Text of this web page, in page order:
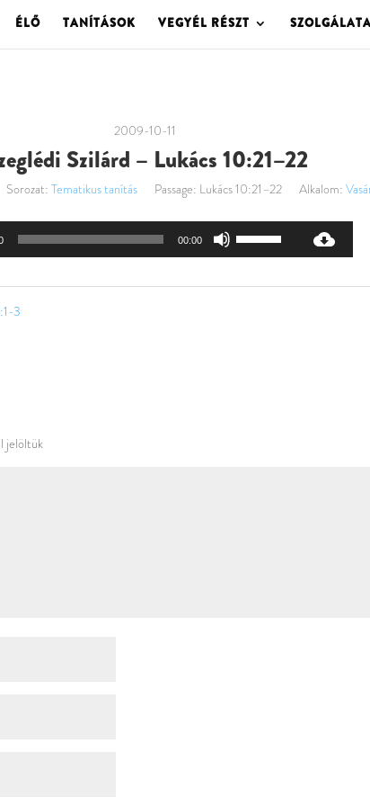
ÉLŐ TANÍTÁSOK VEGYÉL RÉSZT
2009-10-11
Szilárd – Lukács 10:21–22
Sorozat: Tematikus tanítás Passage: Lukács 10:21–22 Alkalom:
Audió
00:00
3
jelöltük